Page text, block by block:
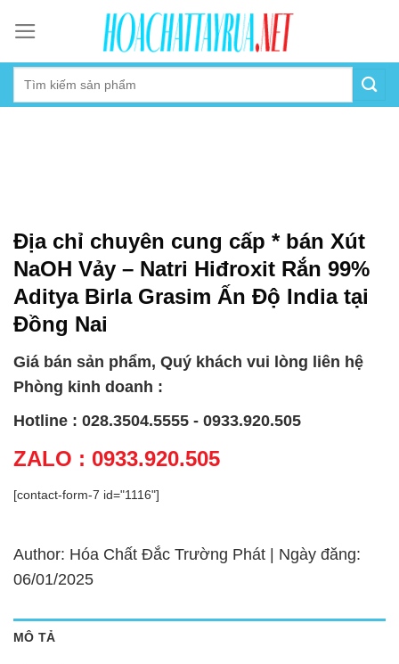
content
Địa chỉ chuyên cung cấp * bán Xút
NaOH Vảy – Natri Hiđroxit Rắn 99%
Aditya Birla Grasim Ấn Độ India tại
Đồng Nai
Giá bán sản phẩm, Quý khách vui lòng liên hệ
Phòng kinh doanh :
Hotline : 028.3504.5555 - 0933.920.505
ZALO : 0933.920.505
[contact-form-7 id="1116"]
Author: Hóa Chất Đắc Trường Phát | Ngày đăng:
06/01/2025
MÔ TẢ